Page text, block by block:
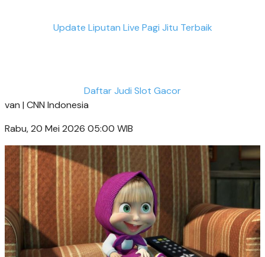
Update Liputan Live Pagi Jitu Terbaik
Daftar Judi Slot Gacor
van | CNN Indonesia
Rabu, 20 Mei 2026 05:00 WIB